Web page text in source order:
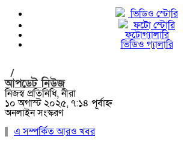
ভিডিও স্টোরি
ফটো স্টোরি
ফটোগ্যালারি
ভিডিও গ্যালারি
/
আপডেট নিউজ
নিজস্ব প্রতিনিধি, নীরা
১০ অগাস্ট ২০২৫, ৭:১৪ পূর্বাহ্ন
অনলাইন সংস্করণ
এ সম্পর্কিত আরও খবর